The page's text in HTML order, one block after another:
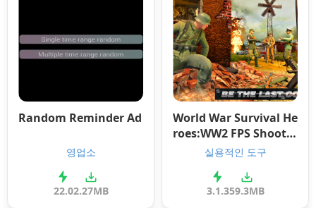
Random Reminder Ad
영업소
22.02.27MB
World War Survival He
roes:WW2 FPS Shootin
g Games실용적인 도구
3.1.359.3MB